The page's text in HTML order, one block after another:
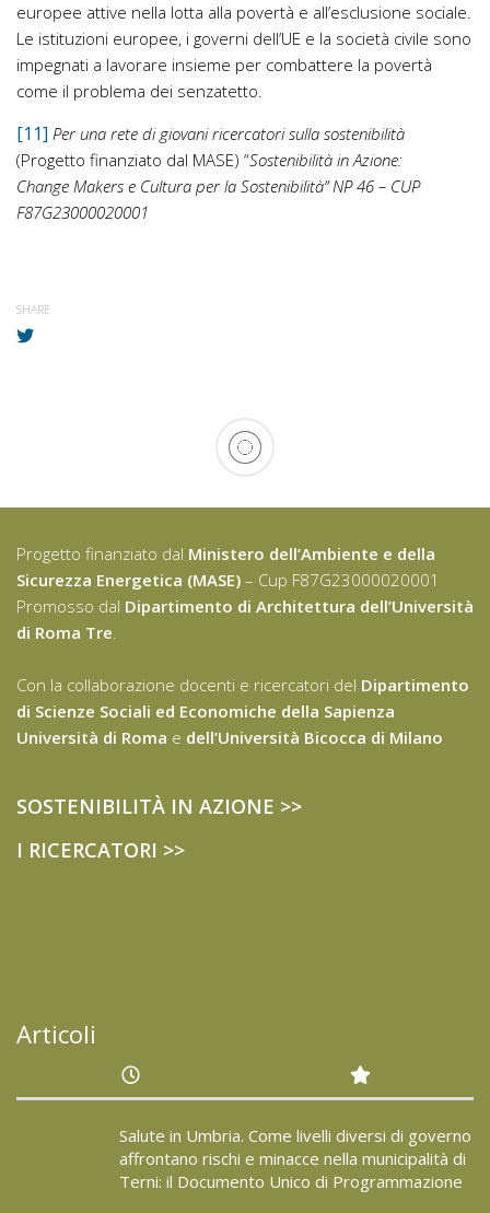
europee attive nella lotta alla povertà e all’esclusione sociale.
Le istituzioni europee, i governi dell’UE e la società civile sono
impegnati a lavorare insieme per combattere la povertà
come il problema dei senzatetto.
[11] Per una rete di giovani ricercatori sulla sostenibilità
(Progetto finanziato dal MASE) “Sostenibilità in Azione:
Change Makers e Cultura per la Sostenibilità” NP 46 – CUP
F87G23000020001
SHARE
Progetto finanziato dal Ministero dell’Ambiente e della
Sicurezza Energetica (MASE) – Cup F87G23000020001
Promosso dal Dipartimento di Architettura dell’Università
di Roma Tre.
Con la collaborazione docenti e ricercatori del Dipartimento
di Scienze Sociali ed Economiche della Sapienza
Università di Roma e dell’Università Bicocca di Milano
SOSTENIBILITÀ IN AZIONE >>
I RICERCATORI >>
Articoli
Salute in Umbria. Come livelli diversi di governo
affrontano rischi e minacce nella municipalità di
Terni: il Documento Unico di Programmazione